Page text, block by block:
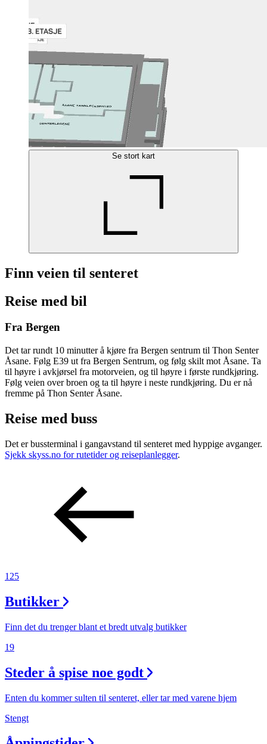
Se stort kart
Finn veien til senteret
Reise med bil
Fra Bergen
Det tar rundt 10 minutter å kjøre fra Bergen sentrum til Thon Senter
Åsane. Følg E39 ut fra Bergen Sentrum, og følg skilt mot Åsane. Ta
til høyre i avkjørsel fra motorveien, og til høyre i første rundkjøring.
Følg veien over broen og ta til høyre i neste rundkjøring. Du er nå
fremme på Thon Senter Åsane.
Reise med buss
Det er bussterminal i gangavstand til senteret med hyppige avganger.
Sjekk skyss.no for rutetider og reiseplanlegger.
125
Butikker
Finn det du trenger blant et bredt utvalg butikker
19
Steder å spise noe godt
Enten du kommer sulten til senteret, eller tar med varene hjem
Stengt